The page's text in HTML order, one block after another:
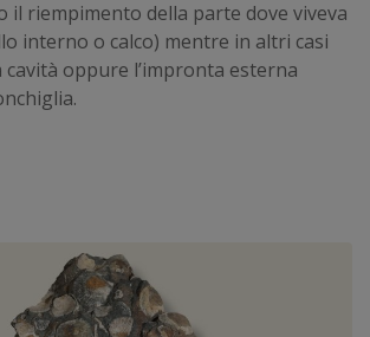
il riempimento della parte dove viveva
interno o calco) mentre in altri casi
oppure l’impronta esterna